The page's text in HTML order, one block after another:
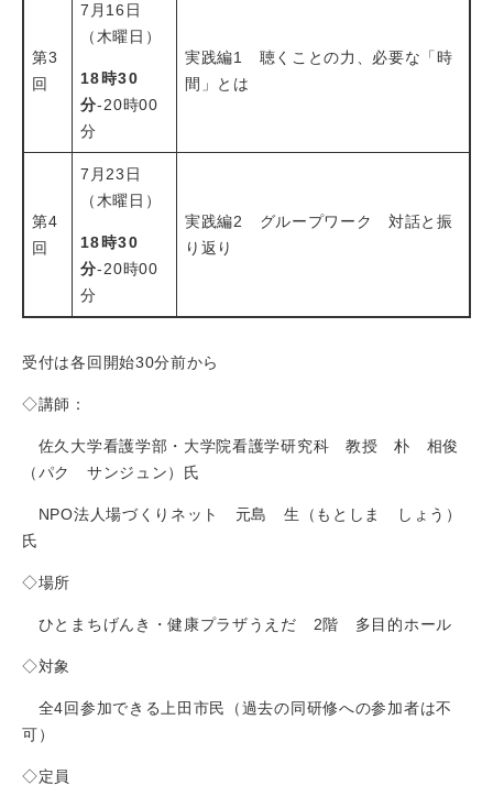
第3
回
7月16日
（木曜日）
18時30
分-20時00
分
実践編1 聴くことの力、必要な「時
間」とは
第4
回
7月23日
（木曜日）
18時30
分-20時00
分
実践編2 グループワーク 対話と振
り返り
受付は各回開始30分前から
◇講師：
佐久大学看護学部・大学院看護学研究科 教授 朴 相俊
（パク サンジュン）氏
NPO法人場づくりネット 元島 生（もとしま しょう）
氏
◇場所
ひとまちげんき・健康プラザうえだ 2階 多目的ホール
◇対象
全4回参加できる上田市民（過去の同研修への参加者は不
可）
◇定員